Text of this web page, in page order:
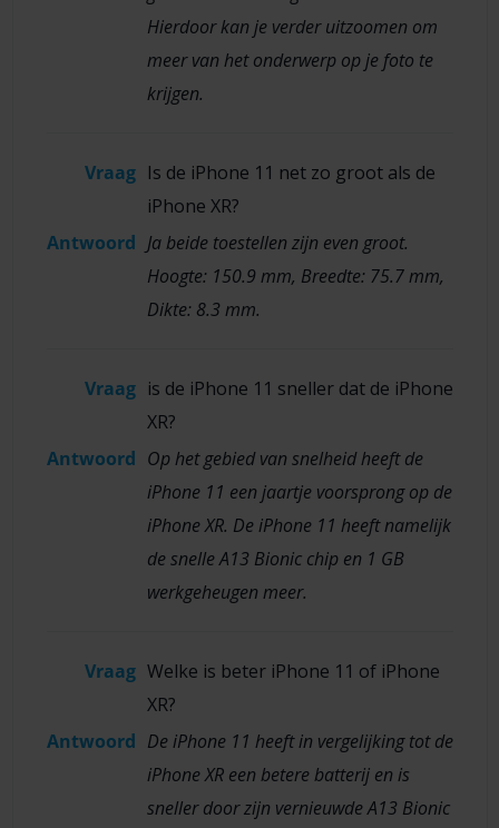
Hierdoor kan je verder uitzoomen om
meer van het onderwerp op je foto te
krijgen.
Vraag Is de iPhone 11 net zo groot als de
iPhone XR?
Antwoord Ja beide toestellen zijn even groot.
Hoogte: 150.9 mm, Breedte: 75.7 mm,
Dikte: 8.3 mm.
Vraag is de iPhone 11 sneller dat de iPhone
XR?
Antwoord Op het gebied van snelheid heeft de
iPhone 11 een jaartje voorsprong op de
iPhone XR. De iPhone 11 heeft namelijk
de snelle A13 Bionic chip en 1 GB
werkgeheugen meer.
Vraag Welke is beter iPhone 11 of iPhone
XR?
Antwoord De iPhone 11 heeft in vergelijking tot de
iPhone XR een betere batterij en is
sneller door zijn vernieuwde A13 Bionic